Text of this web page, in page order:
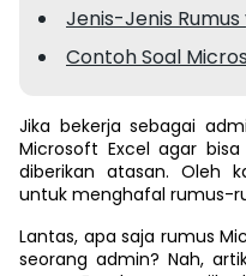
Jenis-Jenis
Contoh Soal
Jika bekerja sebagai
Microsoft Excel agar
diberikan atasan. Oleh
untuk menghafal rumus-
Lantas, apa saja rumus
seorang admin? Nah,